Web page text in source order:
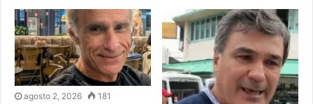
agosto 2, 2026 181